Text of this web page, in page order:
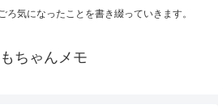
ろ気になったことを書き綴っていきます。
ちゃんメモ